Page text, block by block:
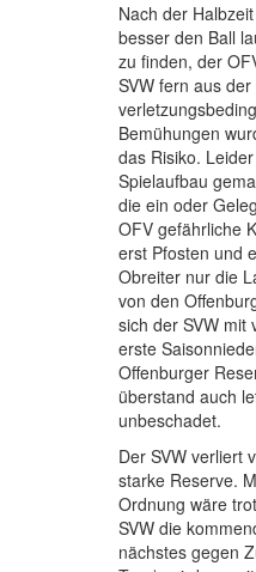
Nach der
besser den Ball
zu finden, der
SVW fern aus
Bemühungen
das Risiko.
Spielaufbau
die ein oder
OFV gefährliche
erst Pfosten und
Obreiter nur die
von den
sich der SVW mit
erste
Offenburger
überstand auch
unbeschadet.
Der SVW verliert
starke Reserve.
Ordnung wäre
SVW die
nächstes gegen